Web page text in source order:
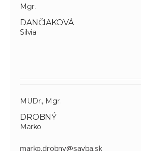
Mgr.
DANČIAKOVÁ
Silvia
MUDr., Mgr.
DROBNÝ
Marko
marko.drobny@savba.sk